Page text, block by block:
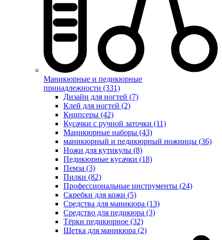
Маникюрные и педикюрные
принадлежности (331)
Дизайн для ногтей (7)
Клей для ногтей (2)
Книпсеры (42)
Кусачки с ручной заточки (11)
Маникюрные наборы (43)
маникюрный и педикюрный ножницы (36)
Ножи для кутикулы (8)
Педикюрные кусачки (18)
Пемза (3)
Пилки (82)
Профессиональные инструменты (24)
Скребки для кожи (5)
Средства для маникюра (13)
Средство для педикюра (3)
Тёрки педикюрное (32)
Щетка для маникюра (2)